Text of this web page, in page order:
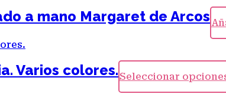
a mano Margaret de Arcos
Varios colores.Seleccionar